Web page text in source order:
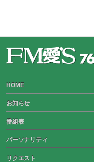
HOME
お知らせ
番組表
パーソナリティ
リクエスト